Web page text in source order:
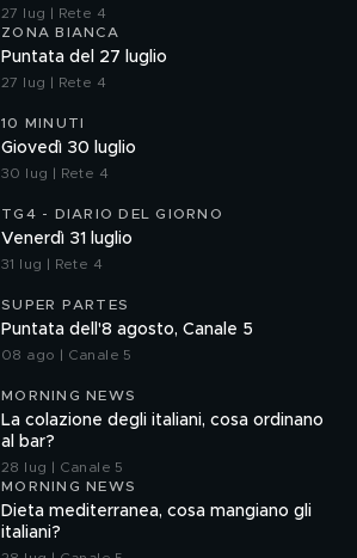
Angela Taccia
27 lug | Rete 4
ZONA BIANCA
Puntata del 27 luglio
27 lug | Rete 4
10 MINUTI
Giovedì 30 luglio
30 lug | Rete 4
TG4 - DIARIO DEL GIORNO
Venerdì 31 luglio
31 lug | Rete 4
SUPER PARTES
Puntata dell'8 agosto, Canale 5
08 ago | Canale 5
MORNING NEWS
La colazione degli italiani, cosa ordinano
al bar?
28 lug | Canale 5
MORNING NEWS
Dieta mediterranea, cosa mangiano gli
italiani?